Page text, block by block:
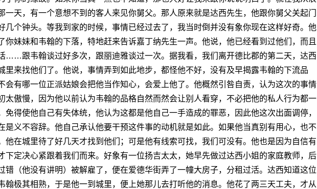
一天，有一个意想不到的客人来见你舅父。那人原来就是达西先生，他跟你舅父关起门
几个钟头。等我到家的时候，事情已经过去了，我当时倒并没有象你现在这样好奇。他
你妹妹和韦翰的下落，特地赶来告诉嘉丁纳先生一声。他说，他已经看到过他们，而且
……跟韦翰谈过好多次，跟丽迪雅谈过一次。据我看，我们离开德比郡的第二天，达西
里来找他们了。他说，事情弄到如此地步，都怪他不好，没有及早揭露韦翰的下流品
会有哪一位正派姑娘会把他当作知心，会爱上他了。他概然引咎自责，认为这次的事情
太傲慢，因为他以前认为韦翰的品格自然而然会让别人看穿，不必把他的私人行为都一
免得使他自己有失体统，他认为这都是他自己一手造成的罪恶，因此他这次出面调停，
是义不容辞。他自己承认他要干预这件事的动机就是如此。如果他当真别有用心，也不
他在城里待了好几天才找到他们；可是他有线索可找，我们可没有。他也是因为自信有
下定决心紧跟着我们而来。好象有一位扬吉太太，她早先做过达西小姐的家庭教师，后
错（他没有讲明）被解雇了，便在爱德华街弄了一幢大房子，分租过活。达西知道这位
翰极其相熟，于是他一到城里，便上她那儿去打听他的消息。他花了两三天工夫，才从